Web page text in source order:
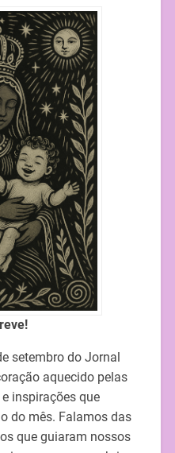
setembro do Jornal
aquecido pelas
inspirações que
do mês. Falamos das
que guiaram nossos